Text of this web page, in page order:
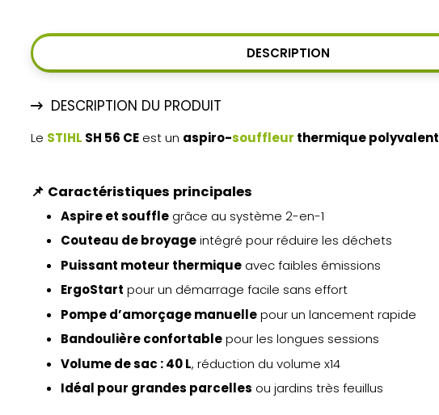
DESCRIPTION
DESCRIPTION DU PRODUIT
Le STIHL SH 56 CEest un aspiro-souffleur thermique polyvalent
📌 Caractéristiques principales
Aspire et souffle grâce au système 2-en-1
Couteau de broyageintégré pour réduire les déchets
Puissant moteur thermique avec faibles émissions
ErgoStart pour un démarrage facile sans effort
Pompe d’amorçage manuellepour un lancement rapide
Bandoulière confortablepour les longues sessions
Volume de sac : 40 L, réduction du volume x14
Idéal pour grandes parcelles ou jardins très feuillus